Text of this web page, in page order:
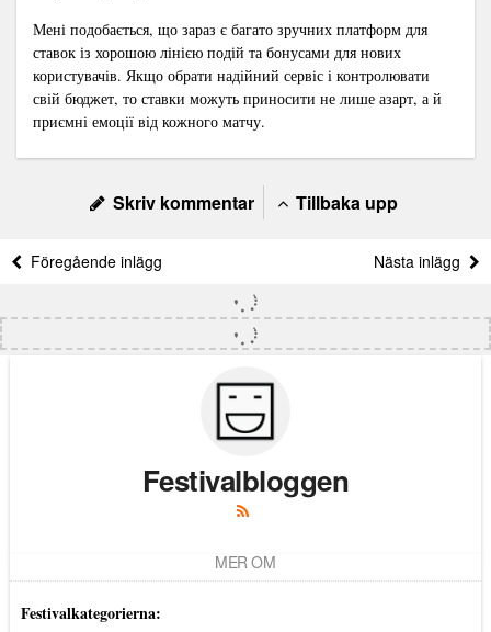
Мені подобається, що зараз є багато зручних платформ для
ставок із хорошою лінією подій та бонусами для нових
користувачів. Якщо обрати надійний сервіс і контролювати
свій бюджет, то ставки можуть приносити не лише азарт, а й
приємні емоції від кожного матчу.
Skriv kommentar Tillbaka upp
Föregående inlägg Nästa inlägg
Festivalbloggen
MER OM
Festivalkategorierna: